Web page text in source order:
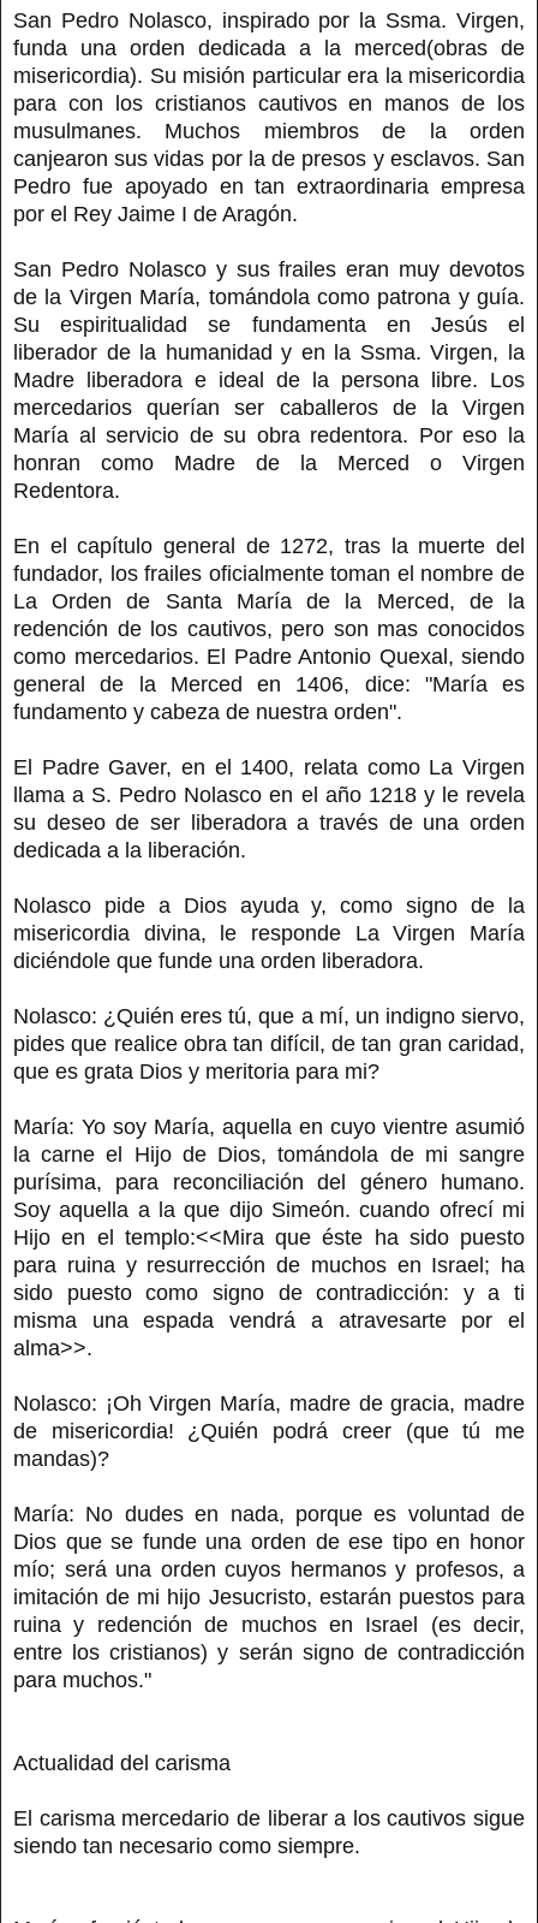
San Pedro Nolasco, inspirado por la Ssma. Virgen,
funda una orden dedicada a la merced(obras de
misericordia). Su misión particular era la misericordia
para con los cristianos cautivos en manos de los
musulmanes. Muchos miembros de la orden
canjearon sus vidas por la de presos y esclavos. San
Pedro fue apoyado en tan extraordinaria empresa
por el Rey Jaime I de Aragón.
San Pedro Nolasco y sus frailes eran muy devotos
de la Virgen María, tomándola como patrona y guía.
Su espiritualidad se fundamenta en Jesús el
liberador de la humanidad y en la Ssma. Virgen, la
Madre liberadora e ideal de la persona libre. Los
mercedarios querían ser caballeros de la Virgen
María al servicio de su obra redentora. Por eso la
honran como Madre de la Merced o Virgen
Redentora.
En el capítulo general de 1272, tras la muerte del
fundador, los frailes oficialmente toman el nombre de
La Orden de Santa María de la Merced, de la
redención de los cautivos, pero son mas conocidos
como mercedarios. El Padre Antonio Quexal, siendo
general de la Merced en 1406, dice: "María es
fundamento y cabeza de nuestra orden".
El Padre Gaver, en el 1400, relata como La Virgen
llama a S. Pedro Nolasco en el año 1218 y le revela
su deseo de ser liberadora a través de una orden
dedicada a la liberación.
Nolasco pide a Dios ayuda y, como signo de la
misericordia divina, le responde La Virgen María
diciéndole que funde una orden liberadora.
Nolasco: ¿Quién eres tú, que a mí, un indigno siervo,
pides que realice obra tan difícil, de tan gran caridad,
que es grata Dios y meritoria para mi?
María: Yo soy María, aquella en cuyo vientre asumió
la carne el Hijo de Dios, tomándola de mi sangre
purísima, para reconciliación del género humano.
Soy aquella a la que dijo Simeón. cuando ofrecí mi
Hijo en el templo:<<Mira que éste ha sido puesto
para ruina y resurrección de muchos en Israel; ha
sido puesto como signo de contradicción: y a ti
misma una espada vendrá a atravesarte por el
alma>>.
Nolasco: ¡Oh Virgen María, madre de gracia, madre
de misericordia! ¿Quién podrá creer (que tú me
mandas)?
María: No dudes en nada, porque es voluntad de
Dios que se funde una orden de ese tipo en honor
mío; será una orden cuyos hermanos y profesos, a
imitación de mi hijo Jesucristo, estarán puestos para
ruina y redención de muchos en Israel (es decir,
entre los cristianos) y serán signo de contradicción
para muchos."
Actualidad del carisma
El carisma mercedario de liberar a los cautivos sigue
siendo tan necesario como siempre.